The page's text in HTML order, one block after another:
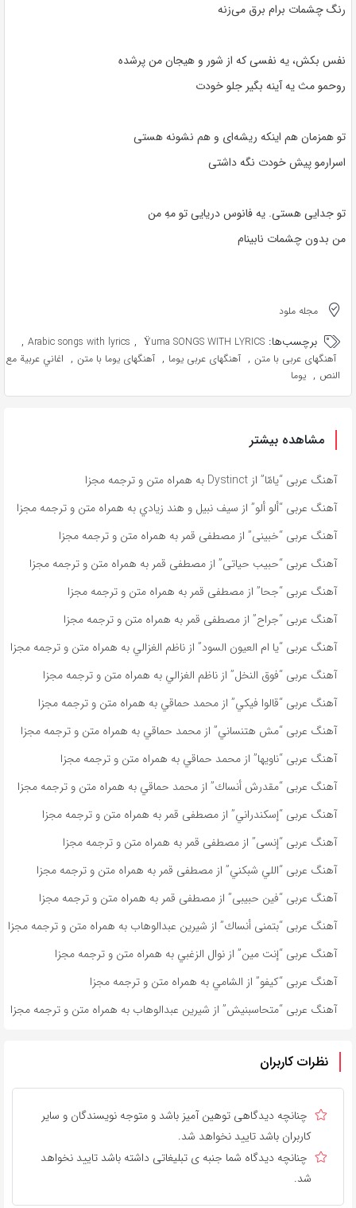
رنگ چشمات برام برق می‌زنه
نفس بکش، یه نفسی که از شور و هیجان من پرشده
روحمو مث یه آینه بگیر جلو خودت
تو همزمان هم اینکه ریشه‌ای و هم نشونه هستی
اسرارمو پیش خودت نگه داشتی
تو جدایی هستی. یه فانوس دریایی تو مهِ من
من بدون چشمات نابینام
مجله ملود
برچسب‌ها: Arabic songs with lyrics , Ÿuma SONGS WITH LYRICS
,
آهنگهای عربی با متن , آهنگهای عربی یوما , آهنگهای یوما با متن , اغاني عربية مع
النص , یوما
مشاهده بیشتر
آهنگ عربی “يامّا” از Dystinct به همراه متن و ترجمه مجزا
آهنگ عربی “ألو ألو” از سيف نبيل و هند زيادي به همراه متن و ترجمه مجزا
آهنگ عربی “خبينى” از مصطفى قمر به همراه متن و ترجمه مجزا
آهنگ عربی “حبيب حياتى” از مصطفى قمر به همراه متن و ترجمه مجزا
آهنگ عربی “جحا” از مصطفى قمر به همراه متن و ترجمه مجزا
آهنگ عربی “جراح” از مصطفى قمر به همراه متن و ترجمه مجزا
آهنگ عربی “يا ام العيون السود” از ناظم الغزالي به همراه متن و ترجمه مجزا
آهنگ عربی “فوق النخل” از ناظم الغزالي به همراه متن و ترجمه مجزا
آهنگ عربی “قالوا فيكي” از محمد حماقي به همراه متن و ترجمه مجزا
آهنگ عربی “مش هتنساني” از محمد حماقي به همراه متن و ترجمه مجزا
آهنگ عربی “ناویها” از محمد حماقي به همراه متن و ترجمه مجزا
آهنگ عربی “مقدرش أنساك” از محمد حماقي به همراه متن و ترجمه مجزا
آهنگ عربی “إسكندراني” از مصطفى قمر به همراه متن و ترجمه مجزا
آهنگ عربی “إنسى” از مصطفى قمر به همراه متن و ترجمه مجزا
آهنگ عربی “اللي شبكني” از مصطفى قمر به همراه متن و ترجمه مجزا
آهنگ عربی “فين حبيبى” از مصطفى قمر به همراه متن و ترجمه مجزا
آهنگ عربی “بتمنى أنساك” از شیرین عبدالوهاب به همراه متن و ترجمه مجزا
آهنگ عربی “إنت مين” از نوال الزغبي به همراه متن و ترجمه مجزا
آهنگ عربی “كيفو” از الشامي به همراه متن و ترجمه مجزا
آهنگ عربی “متحاسبنیش” از شیرین عبدالوهاب به همراه متن و ترجمه مجزا
نظرات کاربران
چنانچه دیدگاهی توهین آمیز باشد و متوجه نویسندگان و سایر
کاربران باشد تایید نخواهد شد.
چنانچه دیدگاه شما جنبه ی تبلیغاتی داشته باشد تایید نخواهد
شد.